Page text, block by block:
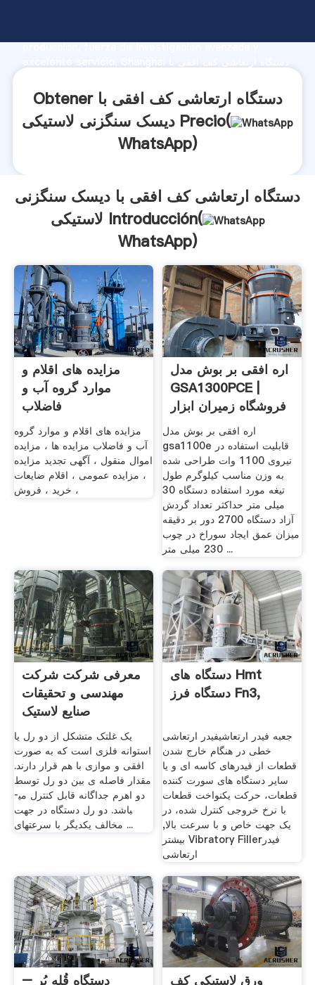
producción, fuerza de investigación avanzada y
valores a todos los clientes.
Obtener دستگاه ارتعاشی کف افقی با
دیسک سنگزنی لاستیکی Precio(
WhatsApp)
دستگاه ارتعاشی کف افقی با دیسک سنگزنی
لاستیکی Introducción(
WhatsApp)
مزایده های اقلام و
موارد گروه آب و
فاضلاب
مزایده های اقلام و موارد گروه
آب و فاضلاب مزایده ها ، مزایده
اموال منقول ، آگهی تجدید مزایده
، مزایده عمومی ، اقلام ضایعات
، خرید ، فروش
اره افقی بر بوش مدل
GSA1300PCE |
فروشگاه زمیران ابزار
اره افقی بر بوش مدل
gsa1100e قابلیت استفاده در
نیروی 1100 وات طراحی شده
به وزن مناسب کیلوگرم طول
تیغه مورد استفاده دستگاه 30
میلی متر حداکثر تعداد گردش
آزاد دستگاه 2700 دور بر دقیقه
میزان عمق ایجاد سوراخ در چوب
230 میلی متر ...
معرفی شرکت شرکت
مهندسی و تحقیقات
صنایع لاستیک
یک غلتک متشکل از دو رل یا
استوانه فلزی است که به صورت
افقی و موازی با هم قرار دارند.
مقدار فاصله­ ی بین دو رل توسط
دو اهرم جداگانه قابل کنترل می­
باشد. دو رل دستگاه در جهت
مخالف یکدیگر با سرعتهای ...
دستگاه های Hmt
دستگاه فرز Fn3,
جعبه فیدر ارتعاشیفیدر ارتعاشی
خطی در هنگام خارج شدن
قطعات از فیدرهای کاسه ای و یا
سایر دستگاه های سورت کننده
قطعات، حرکت یکنواخت قطعات
با نرخ خروجی کنترل شده، در
یک جهت خاص و با سرعت بالا,
بیشتر Vibratory Fillerفیدر
ارتعاشی
دستگاه قُله بُر –
ورق لاستیکی کف